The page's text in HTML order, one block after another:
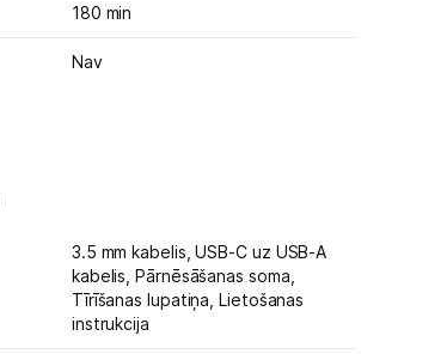
180 min
Nav
3.5 mm kabelis,USB-C uz USB-A
kabelis,Pārnēsāšanas soma,
Tīrīšanas lupatiņa,Lietošanas
instrukcija